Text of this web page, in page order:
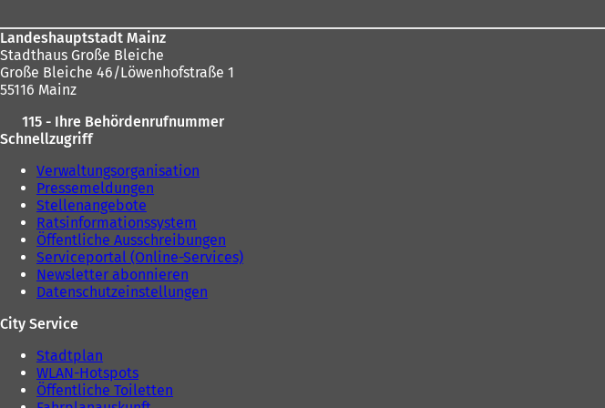
Landeshauptstadt Mainz
Stadthaus Große Bleiche
Große Bleiche 46/Löwenhofstraße 1
55116 Mainz
115 - Ihre Behördenrufnummer
Schnellzugriff
Verwaltungsorganisation
Pressemeldungen
Stellenangebote
Ratsinformationssystem
Öffentliche Ausschreibungen
Serviceportal (Online-Services)
Newsletter abonnieren
Datenschutzeinstellungen
City Service
Stadtplan
WLAN-Hotspots
Öffentliche Toiletten